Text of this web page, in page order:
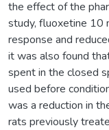
the effect of the
study, fluoxetine 10
response and
it was also found
spent in the closed
used before
was a reduction in
rats previously